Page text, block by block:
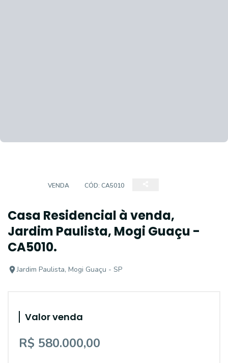
VENDA CÓD: CA5010
Casa Residencial à venda,
Jardim Paulista, Mogi Guaçu -
CA5010.
Jardim Paulista, Mogi Guaçu - SP
Valor venda
R$ 580.000,00